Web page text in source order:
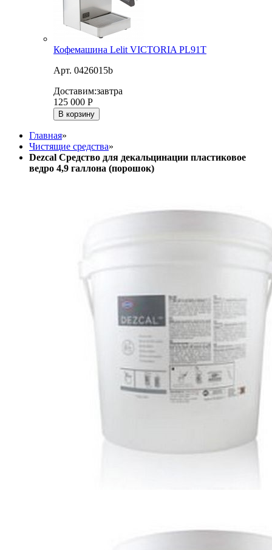
Кофемашина Lelit VICTORIA PL91T
Арт. 0426015b
Доставим:завтра
125 000 Р
В корзину
Главная»
Чистящие средства»
Dezcal Средство для декальцинации пластиковое
ведро 4,9 галлона (порошок)